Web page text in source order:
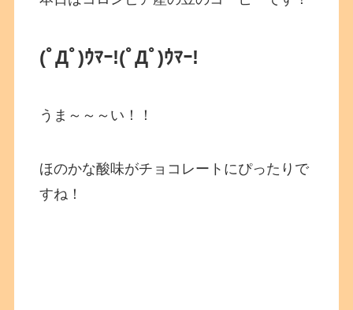
(ﾟДﾟ)ｳﾏｰ!(ﾟДﾟ)ｳﾏｰ!
うま～～～い！！
ほのかな酸味がチョコレートにぴったりで
すね！